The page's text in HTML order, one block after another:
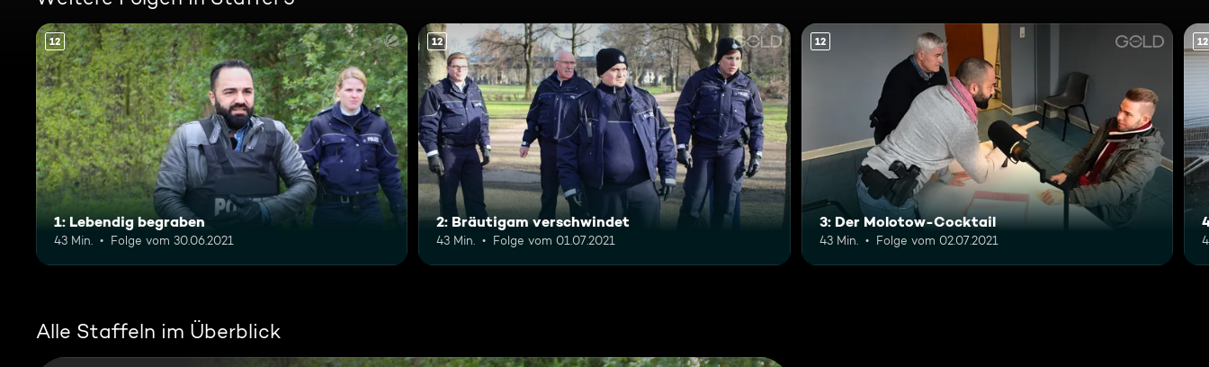
12
1: Lebendig begraben
43 Min. Folge vom 30.06.2021
12
2: Bräutigam verschwindet
43 Min. Folge vom 01.07.2021
12
3: Der Molotow-Cocktail
43 Min. Folge vom 02.07.2021
12
Alle Staffeln im Überblick